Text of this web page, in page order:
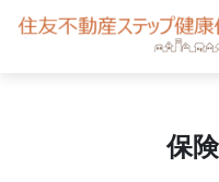
Skip
保